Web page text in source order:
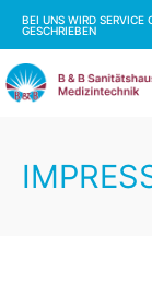
BEI UNS WIRD SERVICE
GESCHRIEBEN